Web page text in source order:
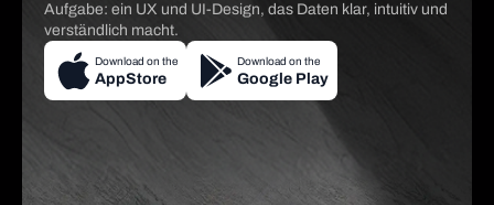
Aufgabe: ein UX und UI-Design, das Daten klar, intuitiv und
verständlich macht.
Download on the
AppStore
Download on the
Google Play